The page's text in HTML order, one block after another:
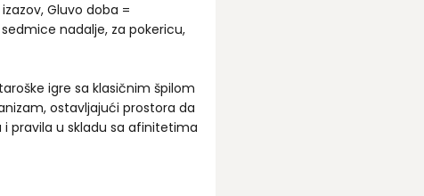
Gluvo doba =
nadalje, za pokericu,
igre sa klasičnim špilom
ostavljajući prostora da
pravila u skladu sa afinitetima